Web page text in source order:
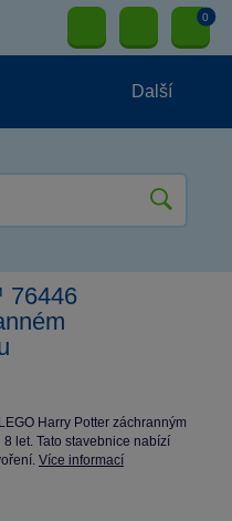
0
Další
76446
Harry Potter záchranným
let. Tato stavebnice nabízí
Více informací